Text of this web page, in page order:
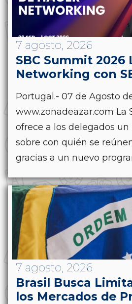
7 agosto, 2026
SBC Summit 2026
Networking con
Portugal.- 07 de Agosto
www.zonadeazar.com La
ofrece a los delegados un
sobre con quién se
gracias a un nuevo
7 agosto, 2026
Brasil Busca
los Mercados de